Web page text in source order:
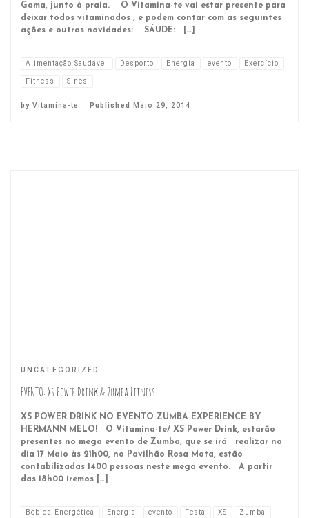
Gama, junto à praia. O Vitamina-te vai estar presente para
deixar todos vitaminados , e podem contar com as seguintes
ações e outras novidades: SÁUDE: […]
Alimentação Saudável Desporto Energia evento
Exercício
Fitness
Sines
by Vitamina-te Published Maio 29, 2014
UNCATEGORIZED
EVENTO: Xs Power Drink & Zumba Fitness
XS POWER DRINK NO EVENTO ZUMBA EXPERIENCE BY
HERMANN MELO! O Vitamina-te/ XS Power Drink, estarão
presentes no mega evento de Zumba, que se irá realizar no
dia 17 Maio às 21h00, no Pavilhão Rosa Mota, estão
contabilizadas 1400 pessoas neste mega evento. A partir
das 18h00 iremos […]
Bebida Energética Energia evento Festa XS Zumba